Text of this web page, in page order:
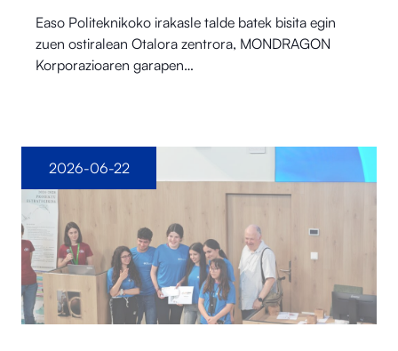
Easo Politeknikoko irakasle talde batek bisita egin
zuen ostiralean Otalora⁠ zentrora, MONDRAGON
Korporazioaren garapen…
2026-06-22